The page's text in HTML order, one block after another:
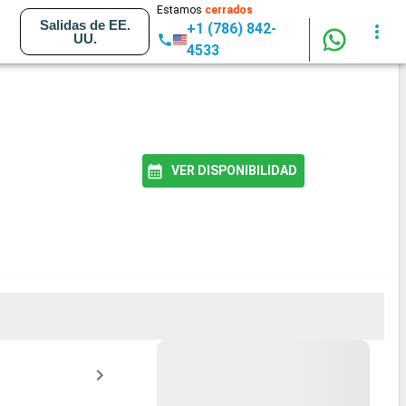
Salidas de EE.
UU.
Estamos cerrados
+1 (786) 842-
4533
VER DISPONIBILIDAD